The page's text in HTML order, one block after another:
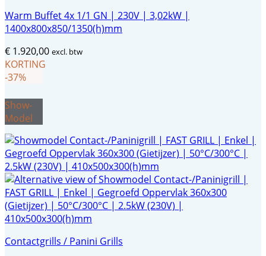
Warm Buffet 4x 1/1 GN | 230V | 3,02kW |
1400x800x850/1350(h)mm
€ 1.920,00 excl. btw
KORTING
-37%
Show-
Model
Contactgrills / Panini Grills